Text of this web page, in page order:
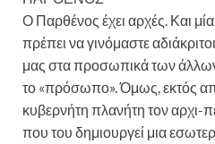
Ο Παρθένος έχει αρχές. Και μία
πρέπει να γινόμαστε
μας στα προσωπικά των
το «πρόσωπο». Όμως, εκτός
κυβερνήτη πλανήτη τον αρχι-
που του δημιουργεί μια